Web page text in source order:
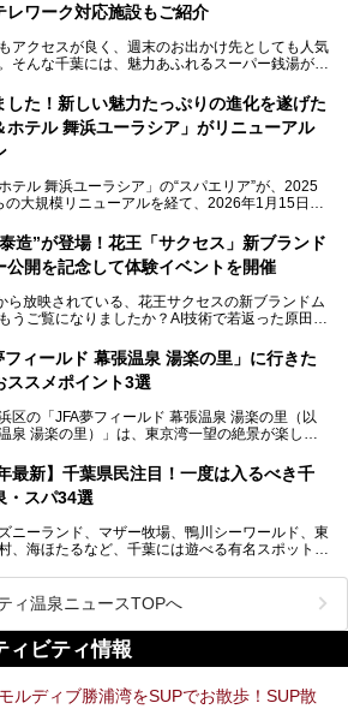
レワーク対応施設もご紹介
アクセスが良く、週末のお出かけ先としても人気
そんな千葉には、魅力あふれるスーパー銭湯がた
しっかりととのいたい」「海が見える絶景で非日
いたい」「子連れでも気兼ねなく1日過ごした
なニーズに応える施設が揃っているため、その日
った施設がきっと見つかるはずです。
では、24時間営業で深夜まで滞在できる施設
ワーク・コワーキングスペースを備えた仕事もでき
えており、ただの入浴施設にとどまらない進化を
、人気スーパー銭湯から絶景施設、コワーキング
休憩スペースが充実した施設、子連れファミリー
など、目的に合わせたおすすめの施設を紹介しま
した！新しい魅力たっぷりの進化を遂げた
ホテル 舞浜ユーラシア」がリニューアル
ホテル 舞浜ユーラシア」の“スパエリア”が、2025
の大規模リニューアルを経て、2026年1月15日
や生まれ変わった浴場・サウナの魅力を、人気キ
「ユーラシわん」と一緒にご紹介します。必見の
＆HOTEL舞浜ユーラシア【PR】
造”が登場！花王「サクセス」新ブランド
公開を記念して体験イベントを開催
ら放映されている、花王サクセスの新ブランドム
うご覧になりましたか？AI技術で若返った原田泰
ビーです。公開を記念して、スパメッツァおおた
湯にて体験イベントを開催。花王サクセスの製品
せるチャンスです！
王株式会社【PR】
花王株式会社商品のPRレポート記事です。
フィールド 幕張温泉 湯楽の里」に行きた
ススメポイント3選
区の「JFA夢フィールド 幕張温泉 湯楽の里（以
泉 湯楽の里）」は、東京湾一望の絶景が楽しめ
温泉の露天風呂、サウナ、岩盤浴のほか、高濃度
海の見えるお休み処や食事処、展望抜群の屋上ま
問わずたっぷり楽しめます。
のこの施設の中でも、特におススメしたい3つの
ついて厳選してお届けします。読めばきっと、行
最新】千葉県民注目！一度は入るべき千
・スパ34選
ニーランド、マザー牧場、鴨川シーワールド、東
、海ほたるなど、千葉には遊べる有名スポットが
、千葉県で育ち、つい最近まで千葉在住だった私
する、一度は入るべき千葉の温泉・スパ34選をま
。
ィ温泉ニュースTOPへ
ィビティ情報
ルディブ勝浦湾をSUPでお散歩！SUP散